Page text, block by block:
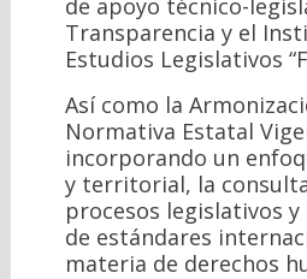
de apoyo técnico-
Transparencia y el
Estudios Legislativos
Así como la
Normativa Estatal
incorporando un
y territorial, la
procesos legislativos
de estándares
materia de derechos